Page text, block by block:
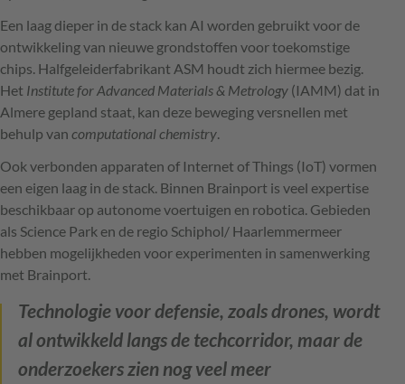
Een laag dieper in de stack kan AI worden gebruikt voor de
ontwikkeling van nieuwe grondstoffen voor toekomstige
chips. Halfgeleiderfabrikant ASM houdt zich hiermee bezig.
Het Institute for Advanced Materials & Metrology (IAMM) dat in
Almere gepland staat, kan deze beweging versnellen met
behulp van computational chemistry
Ook verbonden apparaten of Internet of Things (IoT) vormen
een eigen laag in de stack. Binnen Brainport is veel expertise
beschikbaar op autonome voertuigen en robotica. Gebieden
als Science Park en de regio Schiphol/ Haarlemmermeer
hebben mogelijkheden voor experimenten in samenwerking
met Brainport.
Technologie voor defensie, zoals drones, wordt
al ontwikkeld langs de techcorridor, maar de
onderzoekers zien nog veel meer